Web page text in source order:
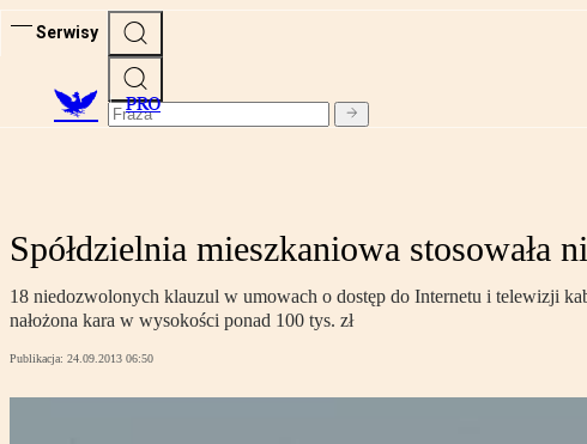
Serwisy
PRO
Spółdzielnia mieszkaniowa
18 niedozwolonych klauzul w umowach o dostęp do Internetu i telewizji
nałożona kara w wysokości ponad 100 tys. zł
Publikacja: 24.09.2013 06:50